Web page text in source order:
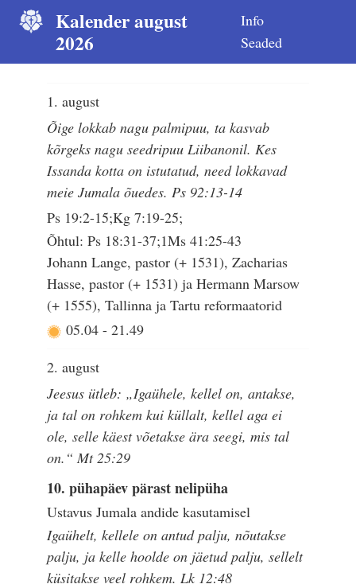
Kalender august
2026
Info
Seaded
1. august
Õige lokkab nagu palmipuu, ta kasvab
kõrgeks nagu seedripuu Liibanonil. Kes
Issanda kotta on istutatud, need lokkavad
meie Jumala õuedes. Ps 92:13-14
Ps 19:2-15;Kg 7:19-25;
Õhtul: Ps 18:31-37;1Ms 41:25-43
Johann Lange, pastor (+ 1531), Zacharias
Hasse, pastor (+ 1531) ja Hermann Marsow
(+ 1555), Tallinna ja Tartu reformaatorid
05.04 - 21.49
2. august
Jeesus ütleb: „Igaühele, kellel on, antakse,
ja tal on rohkem kui küllalt, kellel aga ei
ole, selle käest võetakse ära seegi, mis tal
on.“ Mt 25:29
10. pühapäev pärast nelipüha
Ustavus Jumala andide kasutamisel
Igaühelt, kellele on antud palju, nõutakse
palju, ja kelle hoolde on jäetud palju, sellelt
küsitakse veel rohkem. Lk 12:48